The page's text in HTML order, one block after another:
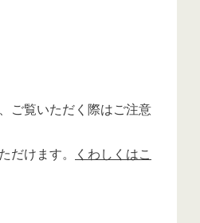
ご覧いただく際はご注意
だけます。
くわしくはこ